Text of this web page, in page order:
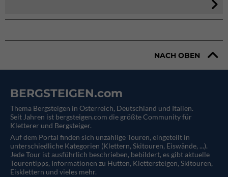
NACH OBEN
BERGSTEIGEN.com
Thema Bergsteigen in Österreich, Deutschland und Italien.
Seit Jahren ist bergsteigen.com die größte Community für
Kletterer und Bergsteiger.
Auf dem Portal finden sich unzählige Touren, eingeteilt in
unterschiedliche Kategorien (Klettern, Skitouren, Eiswände, ...).
Jede Tour ist ausführlich beschrieben, bebildert, es gibt aktuelle
Tourentipps, Informationen zu Hütten, Klettersteigen, Skitouren,
Eisklettern und vieles mehr.